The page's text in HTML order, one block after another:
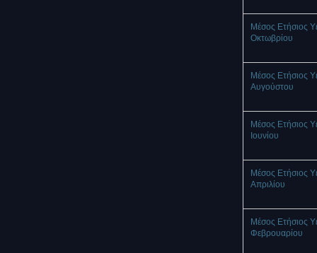
Μέσος Ετήσιος
Οκτωβρίου
Μέσος Ετήσιος
Αυγούστου
Μέσος Ετήσιος
Ιουνίου
Μέσος Ετήσιος
Απριλίου
Μέσος Ετήσιος
Φεβρουαρίου